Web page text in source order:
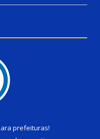
prefeituras!